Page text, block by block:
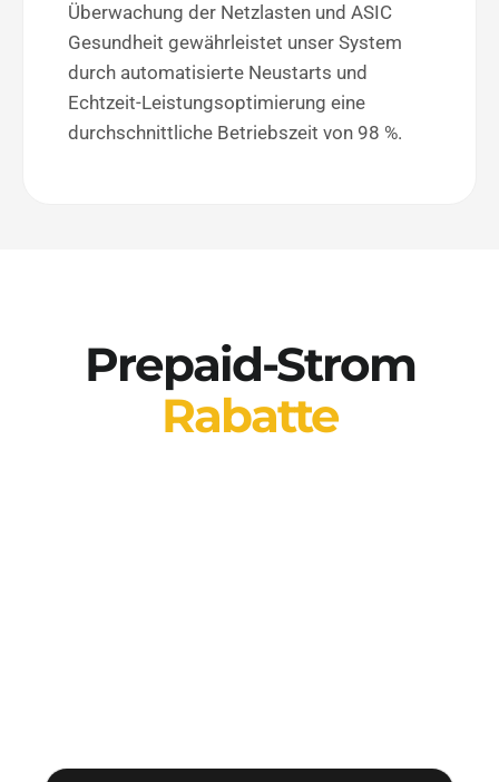
Überwachung der Netzlasten und ASIC
Gesundheit gewährleistet unser System
durch automatisierte Neustarts und
Echtzeit-Leistungsoptimierung eine
durchschnittliche Betriebszeit von 98 %.
Prepaid-Strom
Rabatte